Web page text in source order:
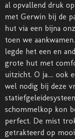
al opvallend druk
met Gerwin bij de
hut via een bijna
toen we
legde het een en
grote hut met
uitzicht. O ja.... ook
wel nodig bij deze
schommelkop kon
perfect. De mist
getrakteerd op